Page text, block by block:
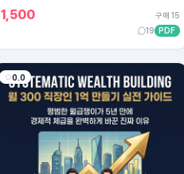
1,500
구매 15
19
PDF
0.0